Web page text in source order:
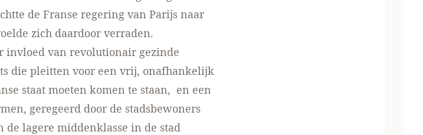
de Franse regering van Parijs naar
zich daardoor verraden.
invloed van revolutionair gezinde
die pleitten voor een vrij, onafhankelijk
staat moeten komen te staan, en een
geregeerd door de stadsbewoners
lagere middenklasse in de stad